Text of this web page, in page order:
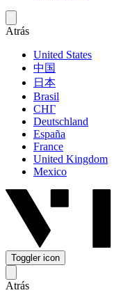
Atrás
United States
中国
日本
Brasil
СНГ
Deutschland
España
France
United Kingdom
Mexico
Toggler icon
Atrás